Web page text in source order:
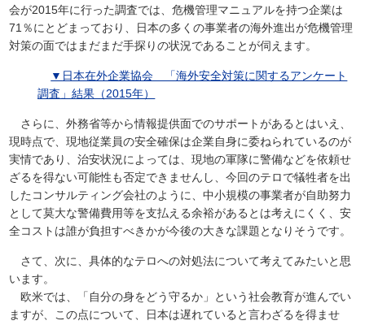
会が2015年に行った調査では、危機管理マニュアルを持つ企業は
71％にとどまっており、日本の多くの事業者の海外進出が危機管理
対策の面ではまだまだ手探りの状況であることが伺えます。
▼ 日本在外企業協会 「海外安全対策に関するアンケート
調査」結果（2015年）
さらに、外務省等から情報提供面でのサポートがあるとはいえ、
現時点で、現地従業員の安全確保は企業自身に委ねられているのが
実情であり、治安状況によっては、現地の軍隊に警備などを依頼せ
ざるを得ない可能性も否定できませんし、今回のテロで犠牲者を出
したコンサルティング会社のように、中小規模の事業者が自助努力
として莫大な警備費用等を支払える余裕があるとは考えにくく、安
全コストは誰が負担すべきかが今後の大きな課題となりそうです。
さて、次に、具体的なテロへの対処法について考えてみたいと思
います。
欧米では、「自分の身をどう守るか」という社会教育が進んでい
ますが、この点について、日本は遅れていると言わざるを得ませ